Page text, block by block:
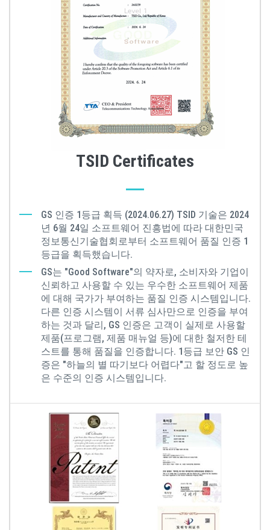
TSID Certificates
GS 인증 1등급 획득 (2024.06.27) TSID 기술은 2024
년 6월 24일 소프트웨어 진흥법에 따라 대한민국
정보통신기술협회로부터 소프트웨어 품질 인증 1
등급을 획득했습니다.
GS는 "Good Software"의 약자로, 소비자와 기업이
신뢰하고 사용할 수 있는 우수한 소프트웨어 제품
에 대해 국가가 부여하는 품질 인증 시스템입니다.
다른 인증 시스템이 서류 심사만으로 인증을 부여
하는 것과 달리, GS 인증은 고객이 실제로 사용할
제품(프로그램, 제품 매뉴얼 등)에 대한 철저한 테
스트를 통해 품질을 인증합니다. 1등급 보안 GS 인
증은 "하늘의 별 따기보다 어렵다"고 할 정도로 높
은 수준의 인증 시스템입니다.